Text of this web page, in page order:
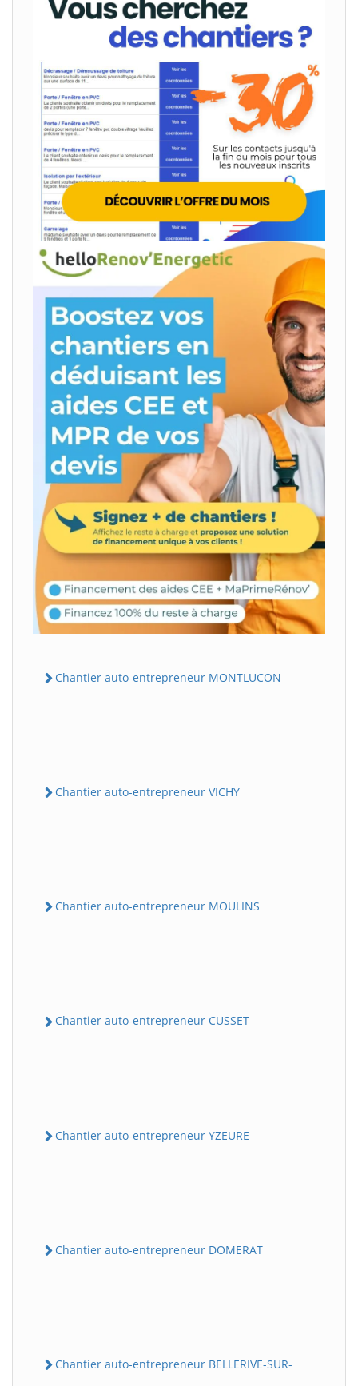
Chantier auto-entrepreneur MONTLUCON
Chantier auto-entrepreneur VICHY
Chantier auto-entrepreneur MOULINS
Chantier auto-entrepreneur CUSSET
Chantier auto-entrepreneur YZEURE
Chantier auto-entrepreneur DOMERAT
Chantier auto-entrepreneur BELLERIVE-SUR-